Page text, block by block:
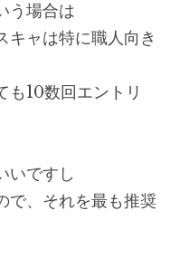
う場合は
キャは特に職人向き
も10数回エントリ
いですし
で、それを最も推奨